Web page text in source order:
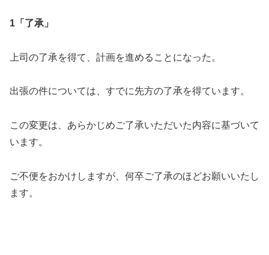
1「了承」
上司の了承を得て、計画を進めることになった。
出張の件については、すでに先方の了承を得ています。
この変更は、あらかじめご了承いただいた内容に基づいて
います。
ご不便をおかけしますが、何卒ご了承のほどお願いいたし
ます。